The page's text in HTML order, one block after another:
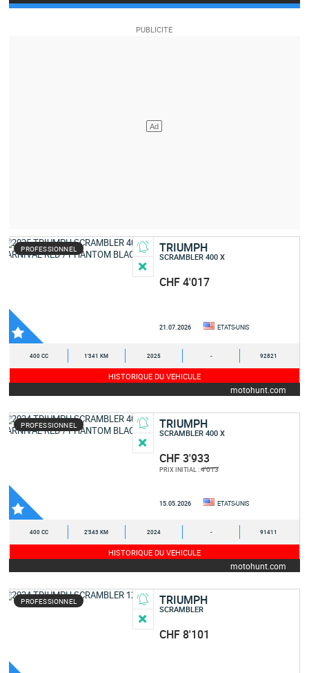
PROFESSIONNEL TRIUMPH
SCRAMBLER 400 X
CHF 4'017
21.07.2026 ETATS-UNIS
400 CC 1'341 KM 2025 - 92821
HISTORIQUE DU VEHICULE
motohunt.com
PROFESSIONNEL TRIUMPH
SCRAMBLER 400 X
CHF 3'933
PRIX INITIAL :4'013
15.05.2026 ETATS-UNIS
400 CC 2'343 KM 2024 - 91411
HISTORIQUE DU VEHICULE
motohunt.com
PROFESSIONNEL TRIUMPH
SCRAMBLER
CHF 8'101